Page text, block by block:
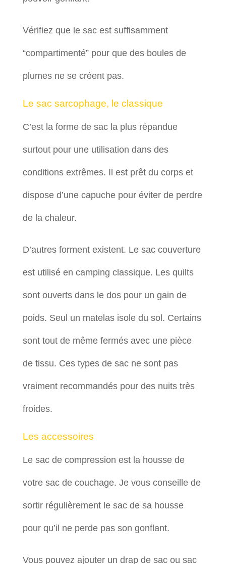
Vérifiez que le sac est suffisamment
“compartimenté” pour que des boules de
plumes ne se créent pas.
Le sac sarcophage, le classique
C’est la forme de sac la plus répandue
surtout pour une utilisation dans des
conditions extrêmes. Il est prêt du corps et
dispose d’une capuche pour éviter de perdre
de la chaleur.
D’autres forment existent. Le sac couverture
est utilisé en camping classique. Les quilts
sont ouverts dans le dos pour un gain de
poids. Seul un matelas isole du sol. Certains
sont tout de même fermés avec une pièce
de tissu. Ces types de sac ne sont pas
vraiment recommandés pour des nuits très
froides.
Les accessoires
Le sac de compression est la housse de
votre sac de couchage. Je vous conseille de
sortir régulièrement le sac de sa housse
pour qu’il ne perde pas son gonflant.
Vous pouvez ajouter un drap de sac ou sac